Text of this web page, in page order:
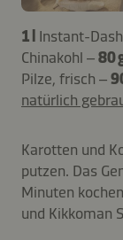
1 l Instant-
Chinakohl –80
Pilze, frisch –
natürlich
Karotten und
putzen. Das
Minuten
und Kikkoman